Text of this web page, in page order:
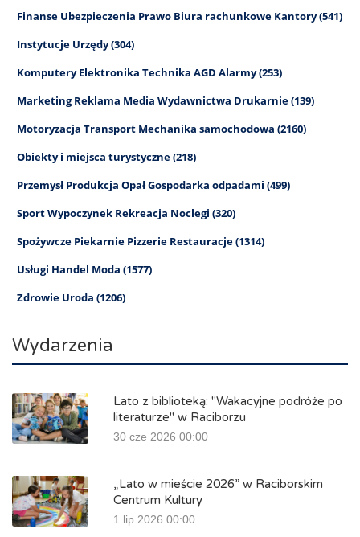
Finanse Ubezpieczenia Prawo Biura rachunkowe Kantory (541)
Instytucje Urzędy (304)
Komputery Elektronika Technika AGD Alarmy (253)
Marketing Reklama Media Wydawnictwa Drukarnie (139)
Motoryzacja Transport Mechanika samochodowa (2160)
Obiekty i miejsca turystyczne (218)
Przemysł Produkcja Opał Gospodarka odpadami (499)
Sport Wypoczynek Rekreacja Noclegi (320)
Spożywcze Piekarnie Pizzerie Restauracje (1314)
Usługi Handel Moda (1577)
Zdrowie Uroda (1206)
Wydarzenia
Lato z biblioteką: "Wakacyjne podróże po
literaturze" w Raciborzu
30 cze 2026 00:00
„Lato w mieście 2026” w Raciborskim
Centrum Kultury
1 lip 2026 00:00